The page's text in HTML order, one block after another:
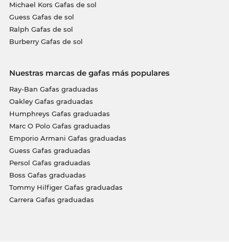
Michael Kors Gafas de sol
Guess Gafas de sol
Ralph Gafas de sol
Burberry Gafas de sol
Nuestras marcas de gafas más populares
Ray-Ban Gafas graduadas
Oakley Gafas graduadas
Humphreys Gafas graduadas
Marc O Polo Gafas graduadas
Emporio Armani Gafas graduadas
Guess Gafas graduadas
Persol Gafas graduadas
Boss Gafas graduadas
Tommy Hilfiger Gafas graduadas
Carrera Gafas graduadas